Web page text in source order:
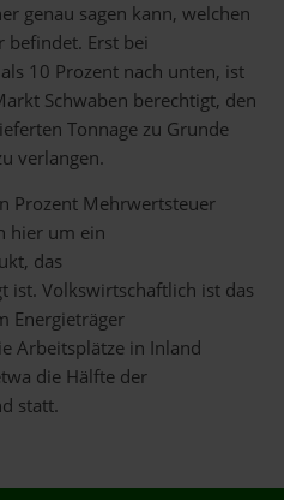
genau sagen kann, welchen
befindet. Erst bei
10 Prozent nach unten, ist
Schwaben berechtigt, den
Tonnage zu Grunde
verlangen.
Prozent Mehrwertsteuer
hier um ein
das
ist. Volkswirtschaftlich ist das
Energieträger
Arbeitsplätze in Inland
die Hälfte der
statt.